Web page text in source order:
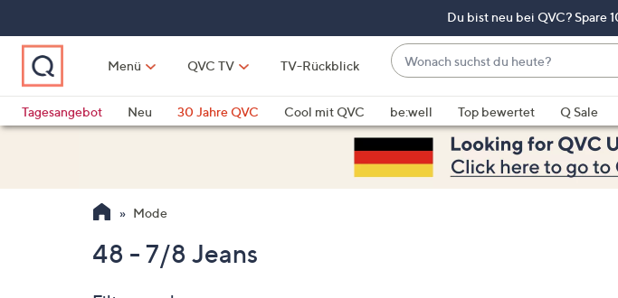
springen
Du bist neu bei QVC? Spare
Menü QVC TV TV-Rückblick
Wonach
suchst
du
heute?
Vorschläge
verfügbar
sind,
verwenden
Tagesangebot
Neu 30 Jahre QVC Cool mit QVC be:well Top bewertet Q Sale
Mode
48 - 7/8 Jeans